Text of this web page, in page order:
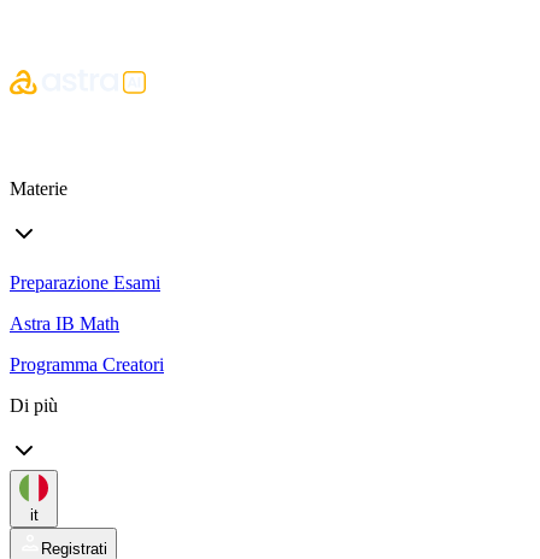
Materie
Preparazione Esami
Astra IB Math
Programma Creatori
Di più
it
Registrati